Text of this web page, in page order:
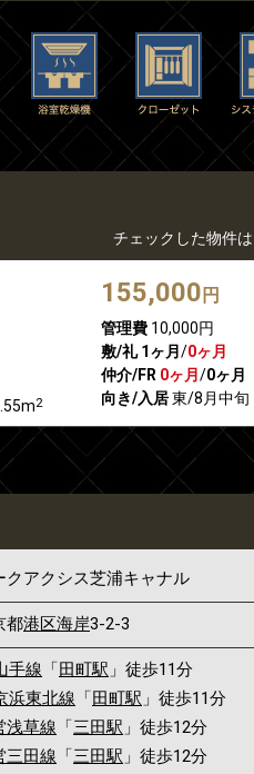
チェックした物件
2
155,000 円
管理費10,000円
敷/礼 1ヶ月 /0ヶ月
仲介/FR 0ヶ月 /0ヶ月
向き/入居東/8月中旬
クアクシス芝浦キャナル
都港区海岸3-2-3
手線 「田町駅 」徒歩11分
浜東北線 「田町駅 」徒歩11分
浅草線 「三田駅 」徒歩12分
三田線 「三田駅 」徒歩12分